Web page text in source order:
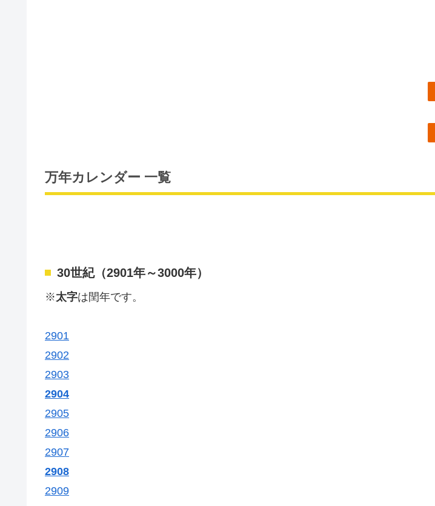
万年カレンダー 一覧
30世紀（2901年～3000年）
※太字は閏年です。
2901
2902
2903
2904
2905
2906
2907
2908
2909